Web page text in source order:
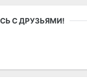
С ДРУЗЬЯМИ!